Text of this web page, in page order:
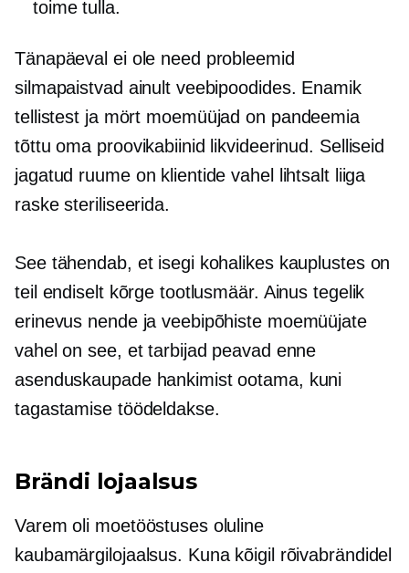
toime tulla.
Tänapäeval ei ole need probleemid
silmapaistvad ainult veebipoodides. Enamik
tellistest ja mört moemüüjad on pandeemia
tõttu oma proovikabiinid likvideerinud. Selliseid
jagatud ruume on klientide vahel lihtsalt liiga
raske steriliseerida.
See tähendab, et isegi kohalikes kauplustes on
teil endiselt kõrge tootlusmäär. Ainus tegelik
erinevus nende ja veebipõhiste moemüüjate
vahel on see, et tarbijad peavad enne
asenduskaupade hankimist ootama, kuni
tagastamise töödeldakse.
Brändi lojaalsus
Varem oli moetööstuses oluline
kaubamärgilojaalsus. Kuna kõigil rõivabrändidel